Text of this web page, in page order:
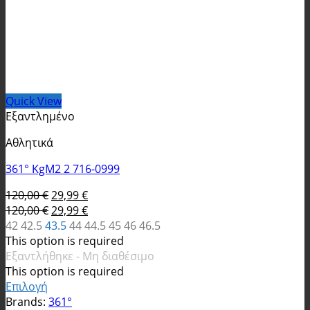
Quick View
Εξαντλημένο
Αθλητικά
361° KgM2 2 716-0999
120,00€ Original
price
was:
120,00 €.
29,99€Η
τρέχουσα
τιμή
είναι:
29,99 €.
120,00€ Original
price
was:
120,00 €.
29,99€Η
τρέχουσα
τιμή
είναι:
29,99 €.
4242.543.54444.5454646.5
This option is required
Εξαντλήθηκε - Μη διαθέσιμο
This option is required
Επιλογή
Αυτό
Brands: 361°